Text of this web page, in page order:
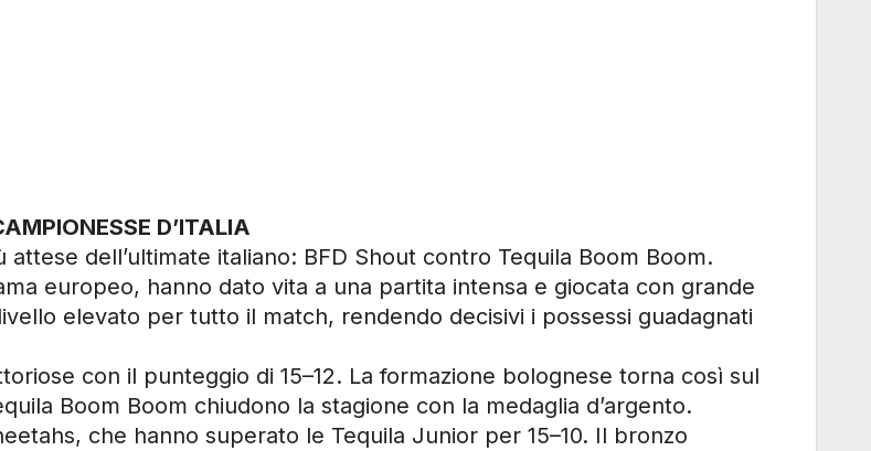
D’ITALIA
dell’ultimate italiano: BFD Shout contro Tequila Boom Boom.
europeo, hanno dato vita a una partita intensa e giocata con grande
elevato per tutto il match, rendendo decisivi i possessi guadagnati
con il punteggio di 15–12. La formazione bolognese torna così sul
Boom Boom chiudono la stagione con la medaglia d’argento.
che hanno superato le Tequila Junior per 15–10. Il bronzo